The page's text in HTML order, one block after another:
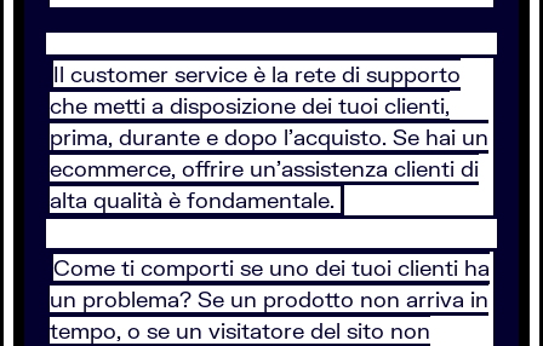
Il customer service è la rete di supporto
che metti a disposizione dei tuoi clienti,
prima, durante e dopo l’acquisto. Se hai un
ecommerce, offrire un’assistenza clienti di
alta qualità è fondamentale.
Come ti comporti se uno dei tuoi clienti ha
un problema? Se un prodotto non arriva in
tempo, o se un visitatore del sito non